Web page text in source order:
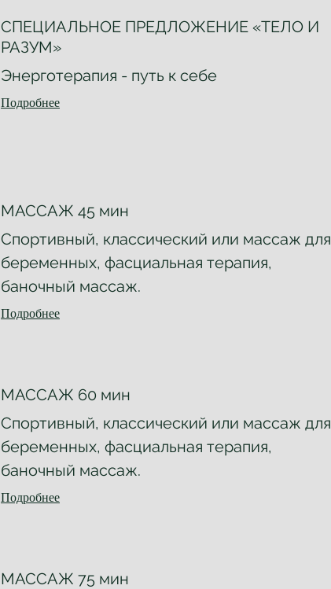
СПЕЦИАЛЬНОЕ ПРЕДЛОЖЕНИЕ «ТЕЛО И
РАЗУМ»
Энерготерапия - путь к себе
Подробнее
МАССАЖ 45 мин
Спортивный, классический или массаж для
беременных, фасциальная терапия,
баночный массаж.
Подробнее
МАССАЖ 60 мин
Спортивный, классический или массаж для
беременных, фасциальная терапия,
баночный массаж.
Подробнее
МАССАЖ 75 мин